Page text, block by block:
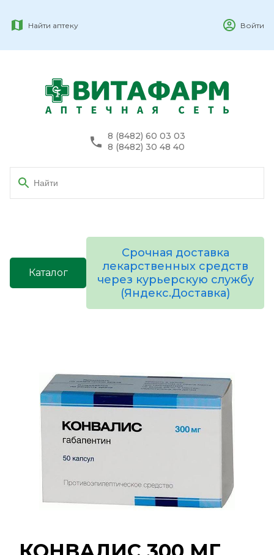
Найти аптеку Войти
8 (8482) 60 03 03
8 (8482) 30 48 40
Каталог
Срочная доставка
лекарственных средств
через курьерскую службу
(Яндекс.Доставка)